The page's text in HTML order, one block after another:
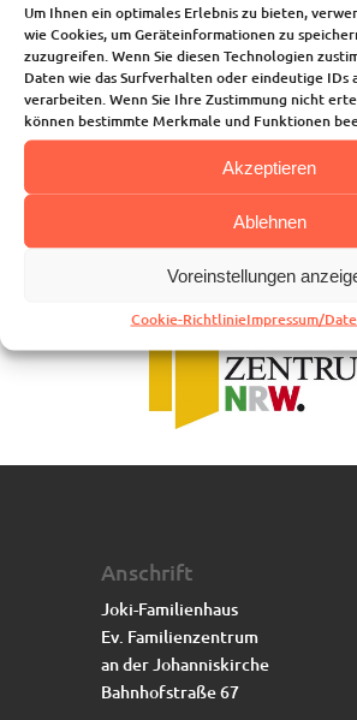
Um Ihnen ein optimales Erlebnis zu bieten,
wie Cookies, um Geräteinformationen zu
zuzugreifen. Wenn Sie diesen Technologien
Daten wie das Surfverhalten oder eindeutige IDs
verarbeiten. Wenn Sie Ihre Zustimmung nicht
können bestimmte Merkmale und Funktionen
Akzeptieren
Ablehnen
Voreinstellungen
Cookie-RichtlinieImpressum/
Startseite
Über uns
Unsere Angebote
Die Kindertagesstätte
Blog
Kontakt
Anschrift
Joki-Familienhaus
Ev. Familienzentrum
an der Johanniskirche
Bahnhofstraße 67